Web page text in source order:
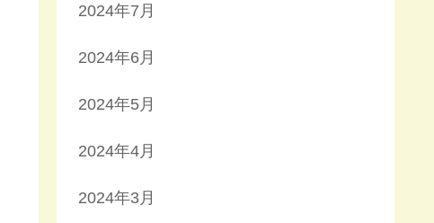
2024年7月
2024年6月
2024年5月
2024年4月
2024年3月